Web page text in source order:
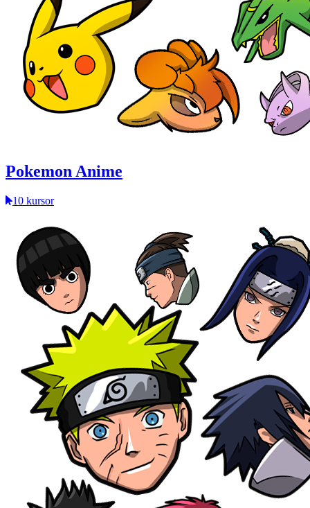
Pokemon Anime
10 kursor